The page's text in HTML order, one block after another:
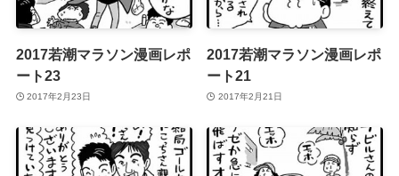
2017若潮マラソン漫画レポ
ート23
2017年2月23日
2017若潮マラソン漫画レポ
ート21
2017年2月21日